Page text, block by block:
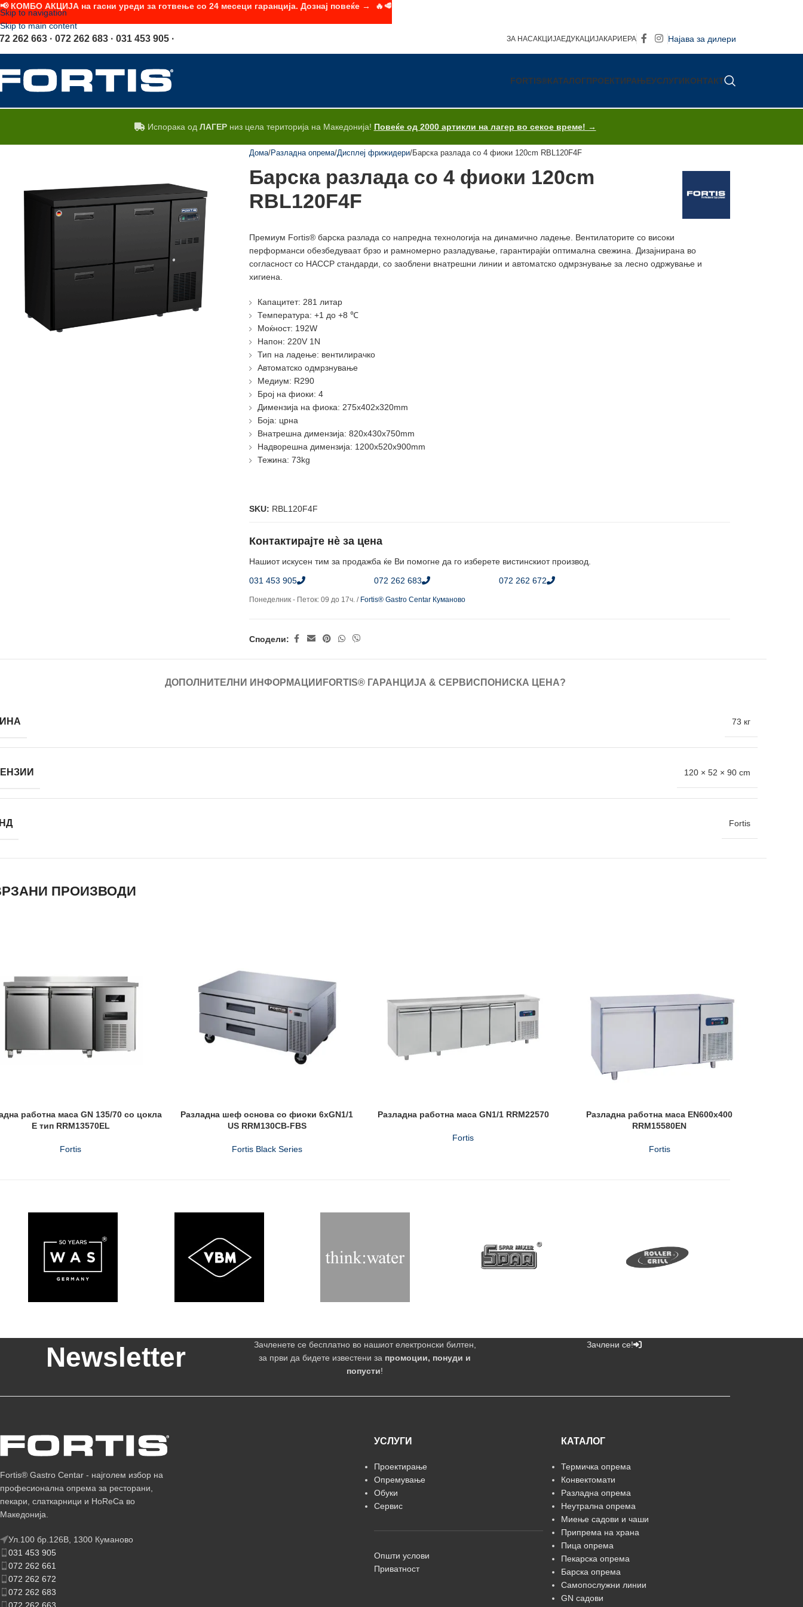
Skip to navigation
Skip to main content
262 663 · 072 262 683 · 031 453 905 · ЗА НАСАКЦИЈАЕДУКАЦИЈАКАРИЕРА Најава за дилери
FORTIS®КАТАЛОГПРОЕКТИРАЊЕУСЛУГИКОНТАКТ
Испорака од ЛАГЕРниз цела територија на Македонија! Повеќе од 2000 артикли на лагер во секое време! →
Дома Разладна опрема Дисплеј фрижидери Барска разлада со 4 фиоки 120cm RBL120F4F
Барска разлада со 4 фиоки 120cm
RBL120F4F
Премиум Fortis® барска разлада со напредна технологија на динамично ладење. Вентилаторите со високи
перформанси обезбедуваат брзо и рамномерно разладување, гарантирајќи оптимална свежина. Дизајнирана во
согласност со HACCP стандарди, со заоблени внатрешни линии и автоматско одмрзнување за лесно одржување и
хигиена.
Капацитет: 281 литар
Температура: +1 до +8 ℃
Моќност: 192W
Напон: 220V 1N
Тип на ладење: вентилирачко
Автоматско одмрзнување
Медиум: R290
Број на фиоки: 4
Димензија на фиока: 275х402х320mm
Боја: црна
Внатрешна димензија: 820x430x750mm
Надворешна димензија: 1200x520x900mm
Тежина: 73kg
SKU: RBL120F4F
Контактирајте нè за цена
Нашиот искусен тим за продажба ќе Ви помогне да го изберете вистинскиот производ.
031 453 905
072 262 683 072 262 672
Понеделник - Петок: 09 до 17ч. / Fortis® Gastro Centar Куманово
Сподели:
ДОПОЛНИТЕЛНИ ИНФОРМАЦИИ FORTIS® ГАРАНЦИЈА & СЕРВИС ПОНИСКА ЦЕНА?
73 кг
120 × 52 × 90 cm
Fortis
ПРОИЗВОДИ
работна маса GN 135/70 со цокла
Е тип RRM13570EL
Fortis
Разладна шеф основа со фиоки 6xGN1/1
US RRM130CB-FBS
Fortis Black Series
Разладна работна маса GN1/1 RRM22570
Fortis
Разладна работна маса EN600x400
RRM15580EN
Fortis
Newsletter
Зачленете се бесплатно во нашиот електронски билтен,
за први да бидете известени за промоции, понуди и
попусти!
Зачлени се!
Fortis® Gastro Centar - најголем избор на
професионална опрема за ресторани,
пекари, слаткарници и HoReCa во
Македонија.
Ул.100 бр.126В, 1300 Куманово
031 453 905
072 262 661
072 262 672
072 262 683
УСЛУГИ
Проектирање
Опремување
Обуки
Сервис
Општи услови
Приватност
КАТАЛОГ
Термичка опрема
Конвектомати
Разладна опрема
Неутрална опрема
Миење садови и чаши
Припрема на храна
Пица опрема
Пекарска опрема
Барска опрема
Самопослужни линии
GN садови
📢 КОМБО АКЦИЈА на гасни уреди за готвење со 24 месеци гаранција. Дознај повеќе → 🔥🥩